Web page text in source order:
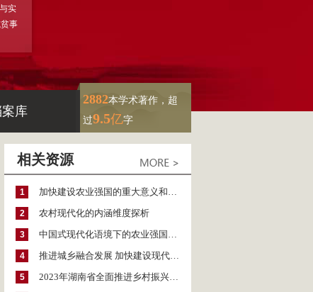
实
事
库
2882本学术著作，超
过9.5亿字
相关资源
1 加快建设农业强国的重大意义和推进路径
2 农村现代化的内涵维度探析
3 中国式现代化语境下的农业强国建设：关键要义和实现路径
4 推进城乡融合发展 加快建设现代化农业强国——“建设农业强国的理论与实践研讨会暨第十九届全国社科农经协作网络大会”综述
5 2023年湖南省全面推进乡村振兴研究报告